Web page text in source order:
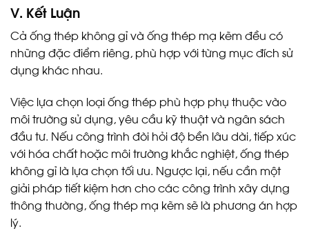
V. Kết Luận
Cả ống thép không gỉ và ống thép mạ kẽm đều có
những đặc điểm riêng, phù hợp với từng mục đích sử
dụng khác nhau.
Việc lựa chọn loại ống thép phù hợp phụ thuộc vào
môi trường sử dụng, yêu cầu kỹ thuật và ngân sách
đầu tư. Nếu công trình đòi hỏi độ bền lâu dài, tiếp xúc
với hóa chất hoặc môi trường khắc nghiệt, ống thép
không gỉ là lựa chọn tối ưu. Ngược lại, nếu cần một
giải pháp tiết kiệm hơn cho các công trình xây dựng
thông thường, ống thép mạ kẽm sẽ là phương án hợp
lý.